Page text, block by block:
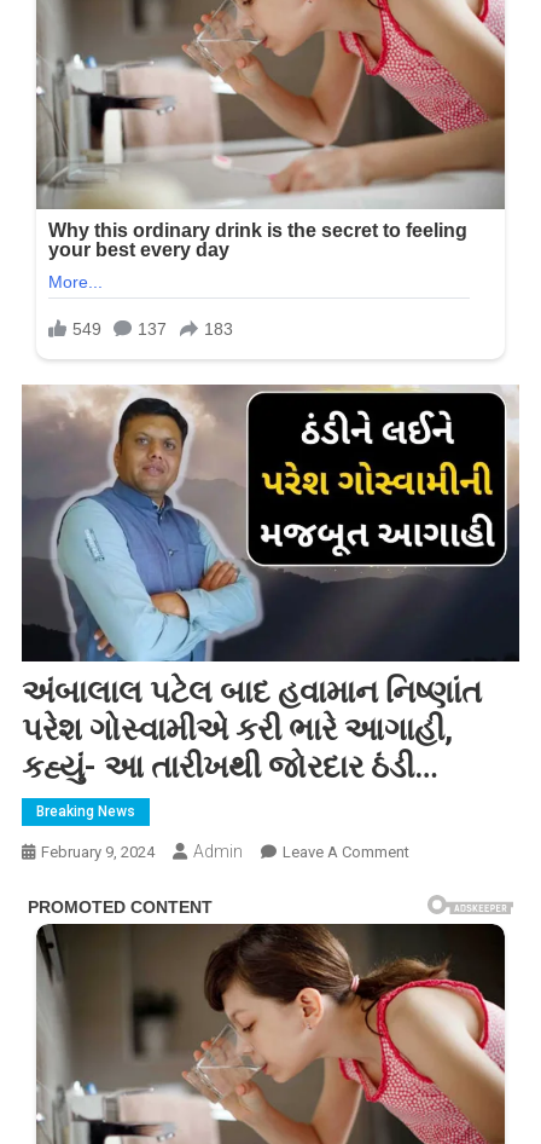
અંબાલાલ પટેલ બાદ હવામાન નિષ્ણાંત
પરેશ ગોસ્વામીએ કરી ભારે આગાહી,
કહ્યું- આ તારીખથી જોરદાર ઠંડી…
Breaking News
February 9, 2024 Admin Leave A CommentOn
પટેલ
હવામાન
નિષ્ણાંત
પરેશ
ગોસ્વામીએ
કરી
ભારે
આગાહી,